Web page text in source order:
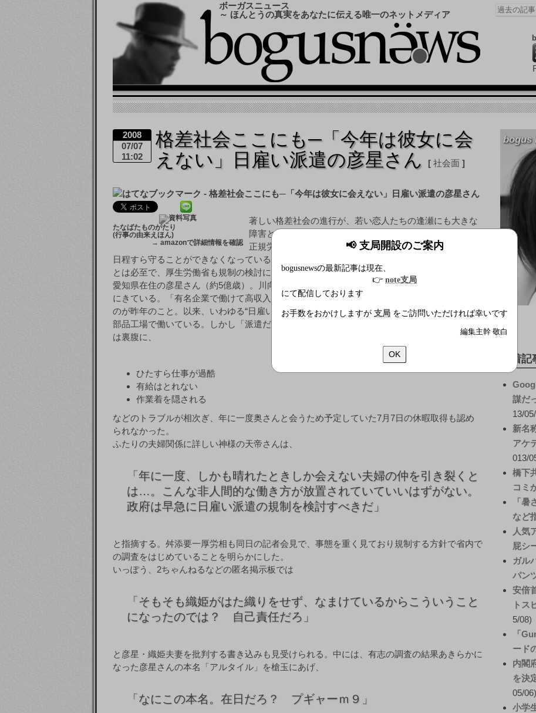
📢 支局開設のご案内
bogusnewsの最新記事は現在、
👉 note支局
にて配信しております
お手数をおかけしますが 支局 をご訪問いただければ幸いです
編集主幹 敬白
OK
ボーガスニュース
～ ほんとうの真実をあなたに伝える唯一のネットメディア
2008
07/07
11:02
格差社会ここにも─「今年は彼女に会
えない」日雇い派遣の彦星さん
社会面
たなばたものがたり
(行事の由来えほん)
→ amazonで詳細情報を確認
著しい格差社会の進行が、若い恋人たちの逢瀬にも大きな
障害となっていることが7日までにわかった。立場の弱い非
正規労働者が休みを取れず、長年習慣にしていたデートの
日程すら守ることができなくなっているというのだ。労働環境の見直しを求めて世論が沸くこ
とは必至で、厚生労働省も規制の検討に本格的に乗り出す方針だ。
愛知県在住の彦星さん（約5億歳）。川向こうの故郷に妻の織姫さんを残し、この地に出稼ぎ
にきている。「有名企業で働けて高収入」といううたい文句につられて、派遣会社に登録した
のが昨年のこと。以来、いわゆる“日雇い派遣”（登録型派遣労働者）として地元のトヨタ系列
部品工場で働いている。しかし「派遣だから労働条件もしっかり守ります」との事前の説明と
は裏腹に、
ひたすら仕事が過酷
有給はとれない
作業着を隠される
などのトラブルが相次ぎ、年に一度奥さんと会うため予定していた7月7日の休暇取得も認め
られなかった。
ふたりの夫婦関係に詳しい神様の天帝さんは、
「 年に一度、しかも晴れたときしか会えない夫婦の仲を引き裂くと
は…。こんな非人間的な働き方が放置されていていいはずがない。
政府は早急に日雇い派遣の規制を検討すべきだ」
と指摘する。舛添要一厚労相も同日の記者会見で、事態を重く見ており規制する方針で省内で
の調査をはじめていることを明らかにした。
いっぽう、2ちゃんねるなどの匿名掲示板では
「 そもそも織姫がはた織りをせず、なまけているからこういうこと
になったのでは？ 自己責任だろ」
と彦星・織姫夫妻を批判する書き込みも見受けられる。中には、有志の調査の結果あきらかに
なった彦星さんの本名「アルタイル」を槍玉にあげ、
「 なにこの本名。在日だろ？ プギャーｍ９」
bogus
新着記
謀だ
13/
新名
アケ
013/
橋下
コミ
「
など
人気
屁シ
ガル
パン
安倍
トス
5/08
「
ード
内閣
を決
05/06
小学